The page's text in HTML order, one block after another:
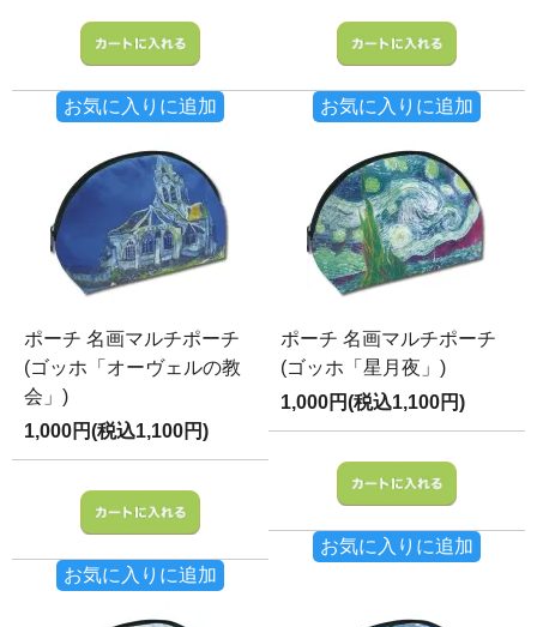
お気に入りに追加 お気に入りに追加
ポーチ 名画マルチポーチ
(ゴッホ「オーヴェルの教
会」)
1,000円(税込1,100円)
お気に入りに追加
ポーチ 名画マルチポーチ
(ゴッホ「星月夜」)
1,000円(税込1,100円)
お気に入りに追加